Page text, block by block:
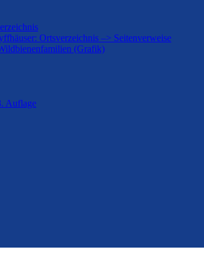
Ortsverzeichnis –> Seitenverweise
(Grafik)
Auflage